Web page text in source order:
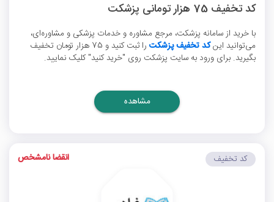
کد تخفیف 75 هزار تومانی پزشکت
با خرید از سامانه پزشکت، مرجع مشاوره و خدمات پزشکی و مشاوره‌ای،
می‌توانید اینکد تخفیف پزشکت
را ثبت کنید و 75 هزار تومان تخفیف
بگیرید. برای ورود به سایت پزشکت روی "خرید کنید" کلیک نمایید.
مشاهده
کد تخفیف انقضا نامشخص